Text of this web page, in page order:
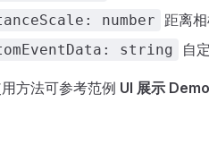
number 距离
string 自
方法可参考范例 UI 展示 Demo